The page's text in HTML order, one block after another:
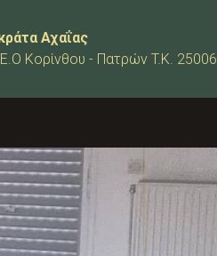
Αχαΐας
Κορίνθου - Πατρών T.K. 25006